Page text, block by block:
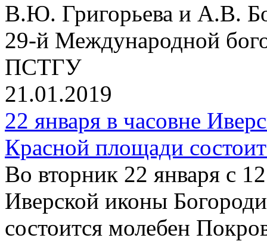
В.Ю. Григорьева и А.В.
29-й Международной
ПСТГУ
21.01.2019
22 января в часовне
Красной площади
Во вторник 22 января с
Иверской иконы
состоится молебен